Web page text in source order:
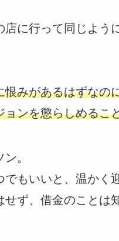
に行って同じよう
恨みがあるはずなの
ンを懲らしめるこ
。
もいいと、温かく
ず、借金のことは